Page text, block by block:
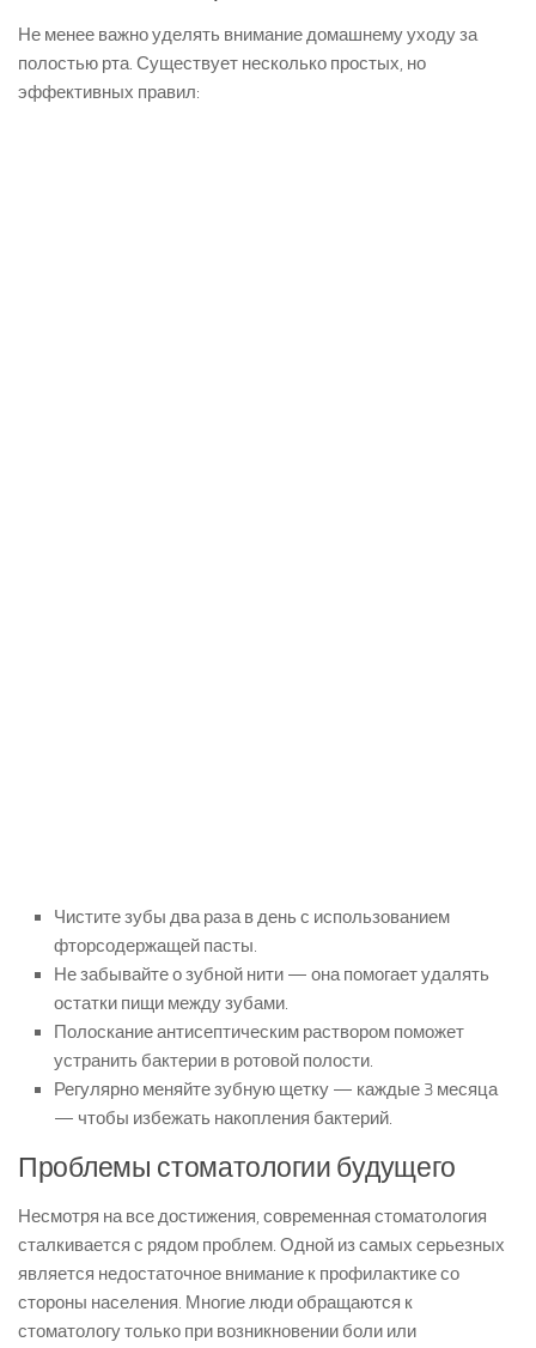
Не менее важно уделять внимание домашнему уходу за
полостью рта. Существует несколько простых, но
эффективных правил:
Чистите зубы два раза в день с использованием
фторсодержащей пасты.
Не забывайте о зубной нити — она помогает удалять
остатки пищи между зубами.
Полоскание антисептическим раствором поможет
устранить бактерии в ротовой полости.
Регулярно меняйте зубную щетку — каждые 3 месяца
— чтобы избежать накопления бактерий.
Проблемы стоматологии будущего
Несмотря на все достижения, современная стоматология
сталкивается с рядом проблем. Одной из самых серьезных
является недостаточное внимание к профилактике со
стороны населения. Многие люди обращаются к
стоматологу только при возникновении боли или